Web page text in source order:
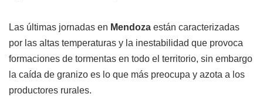
Las últimas jornadas en Mendoza están caracterizadas
por las altas temperaturas y la inestabilidad que provoca
formaciones de tormentas en todo el territorio, sin embargo
la caída de granizo es lo que más preocupa y azota a los
productores rurales.